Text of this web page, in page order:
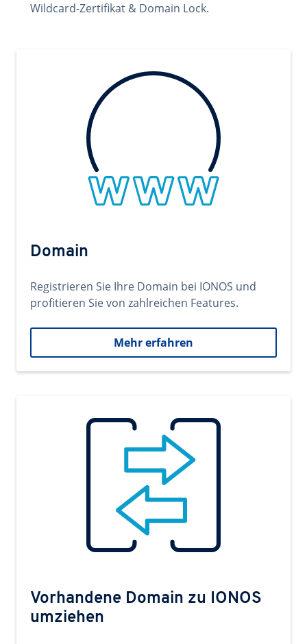
Wildcard-Zertifikat & Domain Lock.
Domain
Registrieren Sie Ihre Domain bei IONOS und
profitieren Sie von zahlreichen Features.
Mehr erfahren
Vorhandene Domain zu IONOS
umziehen